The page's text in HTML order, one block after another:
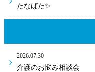
たなばた✨
2026.07.30
介護のお悩み相談会